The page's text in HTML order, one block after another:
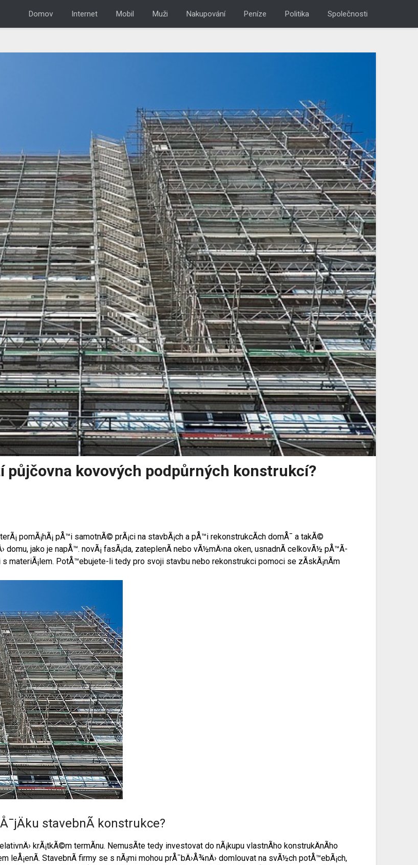
Domov Internet Mobil Muži Nakupování Peníze Politika Společnosti
půjčovna kovových podpůrných konstrukcí?
pomÃ¡hÃ¡ pÅ™i samotnÃ© prÃ¡ci na stavbÃ¡ch a pÅ™i rekonstrukcÃ­ch domÅ¯ a takÃ©
jako je napÅ™. novÃ¡ fasÃ¡da, zateplenÃ­ nebo vÃ½mÄ›na oken, usnadnÃ­ celkovÃ½ pÅ™Ã­
materiÃ¡lem. PotÅ™ebujete-li tedy pro svoji stavbu nebo rekonstrukci pomoci se zÃ­skÃ¡nÃ­m
stavebnÃ­ konstrukce?
krÃ¡tkÃ©m termÃ­nu. NemusÃ­te tedy investovat do nÃ¡kupu vlastnÃ­ho konstrukÄnÃ­ho
leÅ¡enÃ­. StavebnÃ­ firmy se s nÃ¡mi mohou prÅ¯bÄ›Å¾nÄ› domlouvat na svÃ½ch potÅ™ebÃ¡ch,